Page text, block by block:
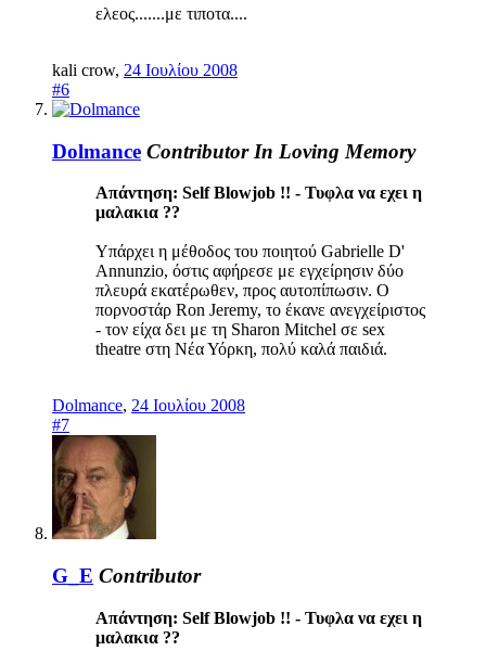
ελεος.......με τιποτα....
kali crow, 24 Ιουλίου 2008
#6
Dolmance Contributor In Loving Memory
Απάντηση: Self Blowjob !! - Τυφλα να εχει η
μαλακια ??
Υπάρχει η μέθοδος του ποιητού Gabrielle D'
Annunzio, όστις αφήρεσε με εγχείρησιν δύο
πλευρά εκατέρωθεν, προς αυτοπίπωσιν. Ο
πορνοστάρ Ron Jeremy, το έκανε ανεγχείριστος
- τον είχα δει με τη Sharon Mitchel σε sex
theatre στη Νέα Υόρκη, πολύ καλά παιδιά.
Dolmance, 24 Ιουλίου 2008
#7
G_E Contributor
Απάντηση: Self Blowjob !! - Τυφλα να εχει η
μαλακια ??